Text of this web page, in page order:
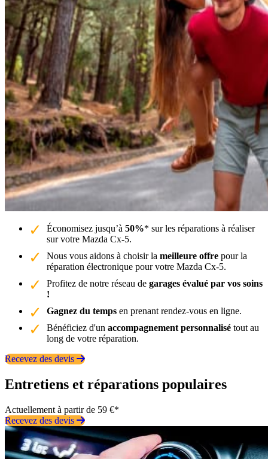
Économisez jusqu’à 50%* sur les réparations à réaliser
sur votre Mazda Cx-5.
Nous vous aidons à choisir la meilleure offre pour la
réparation électronique pour votre Mazda Cx-5.
Profitez de notre réseau de garages évalué par vos soins
!
Gagnez du temps en prenant rendez-vous en ligne.
Bénéficiez d'un accompagnement personnalisé tout au
long de votre réparation.
Recevez des devis
Entretiens et réparations populaires
Actuellement à partir de 59 €*
Recevez des devis